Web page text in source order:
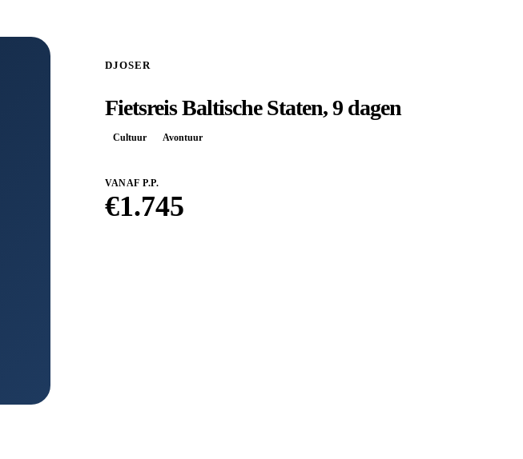
DJOSER
Fietsreis Baltische Staten, 9 dagen
Cultuur Avontuur
VANAF P.P.
€1.745